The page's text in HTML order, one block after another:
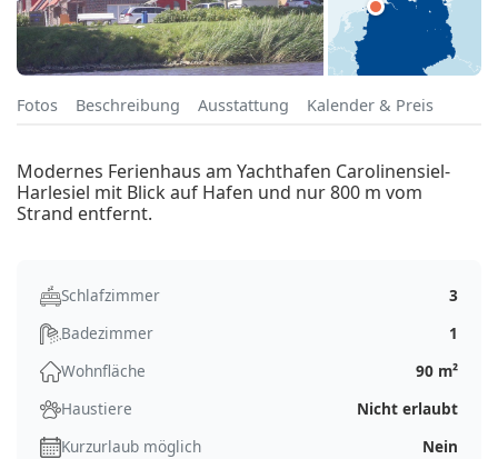
Fotos Beschreibung Ausstattung Kalender & Preis
Modernes Ferienhaus am Yachthafen Carolinensiel-
Harlesiel mit Blick auf Hafen und nur 800 m vom
Strand entfernt.
Schlafzimmer
3
Badezimmer
1
Wohnfläche
90 m²
Haustiere
Nicht erlaubt
Kurzurlaub möglich
Nein